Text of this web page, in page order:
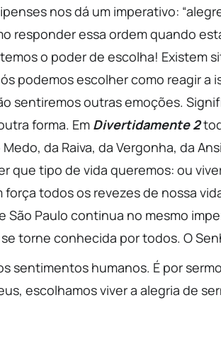
nos dá um imperativo:
responder essa ordem quando
o poder de escolha! Existem
podemos escolher como reagir a
sentiremos outras emoções.
forma. Em Divertidamente 2
da Raiva, da Vergonha, da
que tipo de vida queremos: ou
todos os revezes de nossa
São Paulo continua no mesmo
torne conhecida por todos. O
sentimentos humanos. É por
escolhamos viver a alegria de